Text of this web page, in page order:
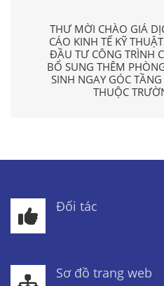
THƯ MỜI CHÀO GIÁ
CÁO KINH TẾ KỸ
ĐẦU TƯ CÔNG TRÌNH
BỔ SUNG THÊM
SINH NGAY GÓC
THUỘC
Đối tác
Sơ đồ trang web